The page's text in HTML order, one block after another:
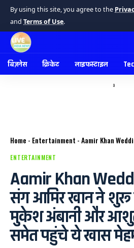
By using this site, you agree to the
and Terms of Use.
बिज़नेस क्रिकेट लाइफस्टाइल
a
Home - Entertainment -Aamir Khan Wedding: गौरी स्प्रैट संग आमिर खान
ENTERTAINMENT
Aamir Khan
संग आमिर खान ने शुरू
मुकेश अंबानी और
समेत पहुंचे ये खास